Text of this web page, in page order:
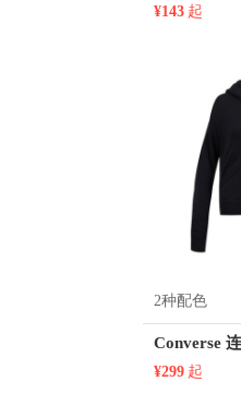
¥143 起
2种配色
¥299 起